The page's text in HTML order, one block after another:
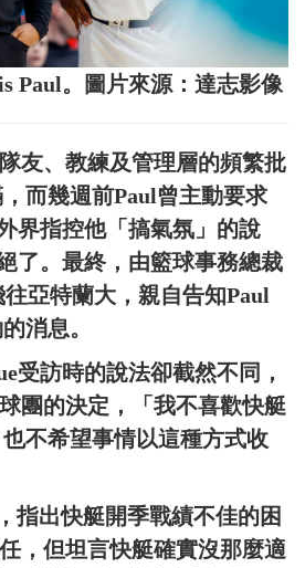
Paul。圖片來源：達志影像
友、教練及管理層的頻繁批
而幾週前Paul曾主動要求
界指控他「搞氣氛」的說
了。最終，由籃球事務總裁
亞特蘭大，親自告知Paul
消息。
受訪時的說法卻截然不同，
團的決定，「我不喜歡快艇
不希望事情以這種方式收
指出快艇開季戰績不佳的困
，但坦言快艇確實沒那麼適